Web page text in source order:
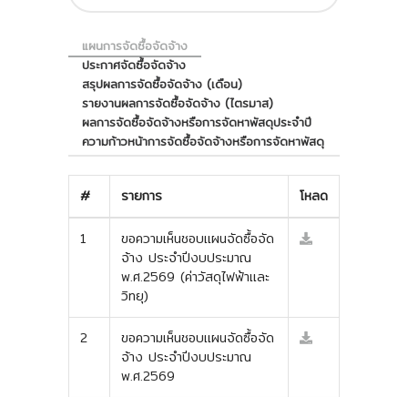
แผนการจัดซื้อจัดจ้าง
ประกาศจัดซื้อจัดจ้าง
สรุปผลการจัดซื้อจัดจ้าง (เดือน)
รายงานผลการจัดซื้อจัดจ้าง (ไตรมาส)
ผลการจัดซื้อจัดจ้างหรือการจัดหาพัสดุประจำปี
ความก้าวหน้าการจัดซื้อจัดจ้างหรือการจัดหาพัสดุ
# รายการ โหลด
1
ขอความเห็นชอบแผนจัดซื้อจัด
จ้าง ประจำปีงบประมาณ
พ.ศ.2569 (ค่าวัสดุไฟฟ้าและ
วิทยุ)
2
ขอความเห็นชอบแผนจัดซื้อจัด
จ้าง ประจำปีงบประมาณ
พ.ศ.2569